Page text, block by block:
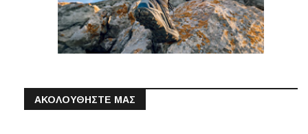
ΑΚΟΛΟΥΘΗΣΤΕ ΜΑΣ